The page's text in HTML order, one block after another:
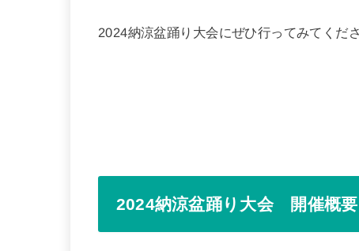
2024納涼盆踊り大会にぜひ行ってみてくだ
2024納涼盆踊り大会 開催概要